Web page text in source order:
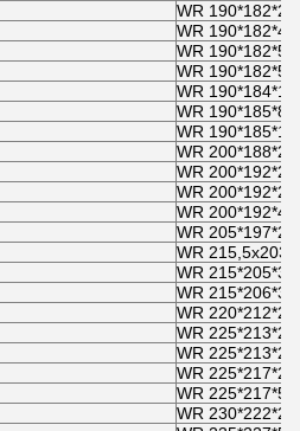
WR 190*182*28
WR 190*182*45
WR 190*182*50
WR 190*182*55
WR 190*184*15
WR 190*185*8
WR 190*185*15
WR
WR
WR 200*192*25
WR 200*192*45
WR 205*197*25
WR
WR 215*205*38
WR
WR 220*212*25
WR 225*213*20
WR 225*213*25
WR 225*217*25
WR 225*217*50
WR 230*222*25